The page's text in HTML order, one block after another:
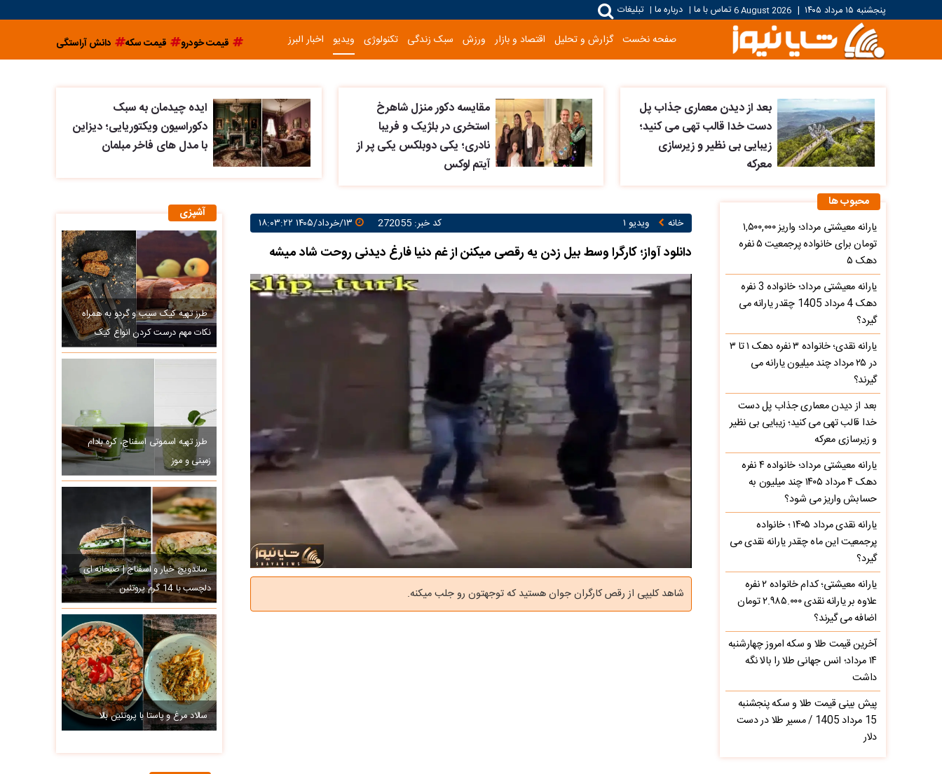
پنجشنبه ۱۵ مرداد ۱۴۰۵ |
6 August 2026تماس با ما | درباره ما | تبلیغات
صفحه نخست گزارش و تحلیل اقتصاد و بازار ورزش سبک زندگی تکنولوژی ویدیو اخبار البرز قیمت خودرو قیمت سکه دانش آراستگی
بعد از دیدن معماری جذاب پل
دست خدا قالب تهی می کنید؛
زیبایی بی نظیر و زیرسازی
معرکه
مقایسه دکور منزل شاهرخ
استخری در بلژیک و فریبا
نادری؛ یکی دوبلکس یکی پر از
آیتم لوکس
ایده چیدمان به سبک
دکوراسیون ویکتوریایی؛ دیزاین
با مدل های فاخر مبلمان
خانه ویدیو ۱ کد خبر: 272055
دانلود آواز؛ کارگرا وسط بیل زدن یه رقصی میکنن از غم دنیا فارغ دیدنی روحت شاد میشه
شاهد کلیپی از رقص کارگران جوان هستید که توجهتون رو جلب میکنه.
آشپزی
طرز تهیه کیک سیب و گردو به همراه
نکات مهم درست کردن انواع کیک
طرز تهیه اسموتی اسفناج، کره بادام
زمینی و موز
ساندویچ خیار و اسفناج | صبحانه ای
دلچسب با 14 گرم پروتئین
سالاد مرغ و پاستا با پروتئین بالا
محبوب ها
یارانه معیشتی مرداد؛ واریز ۱,۵۰۰,۰۰۰
تومان برای خانواده پرجمعیت ۵ نفره
دهک ۵
یارانه معیشتی مرداد؛ خانواده 3 نفره
دهک 4 مرداد 1405 چقدر یارانه می
گیرد؟
یارانه نقدی؛ خانواده ۳ نفره دهک ۱ تا ۳
در ۲۵ مرداد چند میلیون یارانه می
گیرند؟
بعد از دیدن معماری جذاب پل دست
خدا قالب تهی می کنید؛ زیبایی بی نظیر
و زیرسازی معرکه
یارانه معیشتی مرداد؛ خانواده ۴ نفره
دهک ۴ مرداد ۱۴۰۵ چند میلیون به
حسابش واریز می شود؟
یارانه نقدی مرداد ۱۴۰۵ ؛ خانواده
پرجمعیت این ماه چقدر یارانه نقدی می
گیرد؟
یارانه معیشتی؛ کدام خانواده ۲ نفره
علاوه بر یارانه نقدی ۲.۹۸۵.۰۰۰ تومان
اضافه می گیرند؟
آخرین قیمت طلا و سکه امروز چهارشنبه
۱۴ مرداد؛ انس جهانی طلا را بالا نگه
داشت
پیش‌ بینی قیمت طلا و سکه پنجشنبه
15 مرداد 1405 / مسیر طلا در دست
دلار